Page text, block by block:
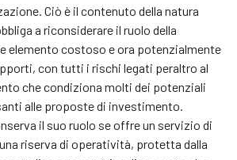
Ciò è il contenuto della natura
a riconsiderare il ruolo della
elemento costoso e ora potenzialmente
con tutti i rischi legati peraltro al
che condiziona molti dei potenziali
alle proposte di investimento.
il suo ruolo se offre un servizio di
riserva di operatività, protetta dalla